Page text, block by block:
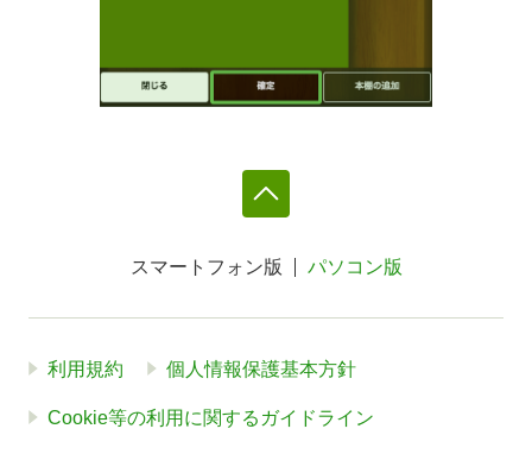
スマートフォン版 パソコン版
利用規約 個人情報保護基本方針
Cookie等の利用に関するガイドライン